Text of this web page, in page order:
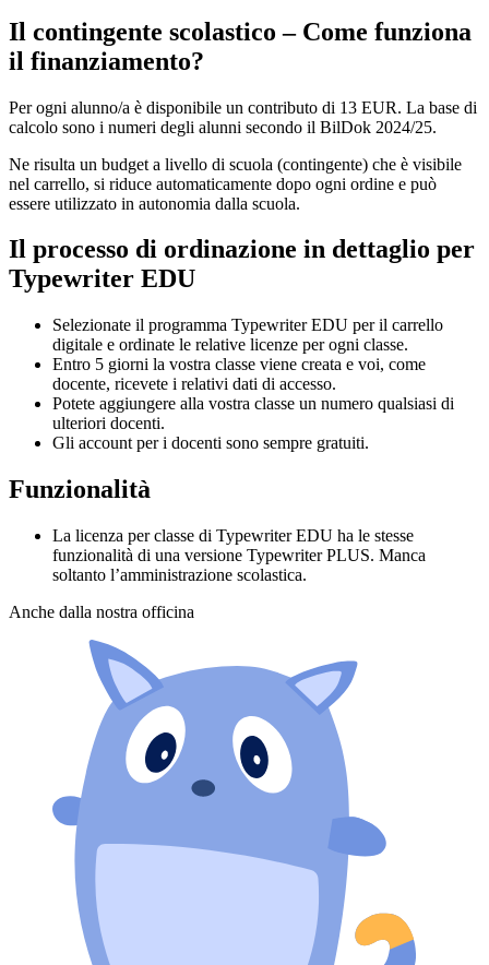
Il contingente scolastico – Come funziona
il finanziamento?
Per ogni alunno/a è disponibile un contributo di 13 EUR. La base di
calcolo sono i numeri degli alunni secondo il BilDok 2024/25.
Ne risulta un budget a livello di scuola (contingente) che è visibile
nel carrello, si riduce automaticamente dopo ogni ordine e può
essere utilizzato in autonomia dalla scuola.
Il processo di ordinazione in dettaglio per
Typewriter EDU
Selezionate il programma Typewriter EDU per il carrello
digitale e ordinate le relative licenze per ogni classe.
Entro 5 giorni la vostra classe viene creata e voi, come
docente, ricevete i relativi dati di accesso.
Potete aggiungere alla vostra classe un numero qualsiasi di
ulteriori docenti.
Gli account per i docenti sono sempre gratuiti.
Funzionalità
La licenza per classe di Typewriter EDU ha le stesse
funzionalità di una versione Typewriter PLUS. Manca
soltanto l’amministrazione scolastica.
Anche dalla nostra officina